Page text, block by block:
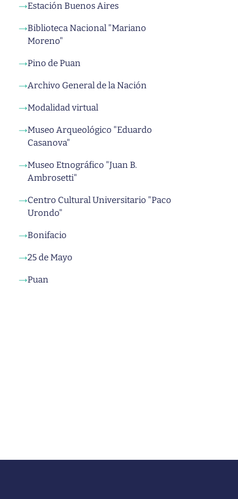
→Estación Buenos Aires
→Biblioteca Nacional "Mariano
Moreno"
→Pino de Puan
→Archivo General de la Nación
→Modalidad virtual
→Museo Arqueológico "Eduardo
Casanova"
→Museo Etnográfico "Juan B.
Ambrosetti"
→Centro Cultural Universitario "Paco
Urondo"
→Bonifacio
→25 de Mayo
→Puan